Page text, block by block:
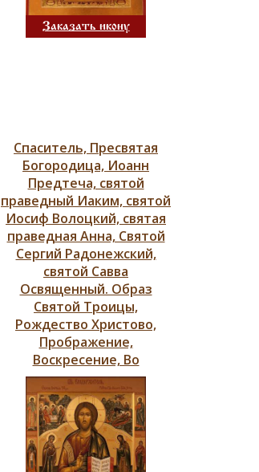
Заказать икону
Спаситель, Пресвятая
Богородица, Иоанн
Предтеча, святой
праведный Иаким, святой
Иосиф Волоцкий, святая
праведная Анна, Святой
Сергий Радонежский,
святой Савва
Освященный. Образ
Святой Троицы,
Рождество Христово,
Прображение,
Воскресение, Во